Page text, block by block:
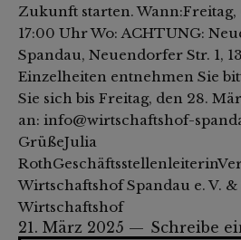
Zukunft starten. Wann:Freitag,
17:00 Uhr Wo: ACHTUNG:
Spandau, Neuendorfer Str. 1,
Einzelheiten entnehmen Sie
Sie sich bis Freitag, den 28.
an: info@wirtschaftshof-
GrüßeJulia
Wirtschaftshof Spandau e. V.
Wirtschaftshof
21. März 2025 Schreibe